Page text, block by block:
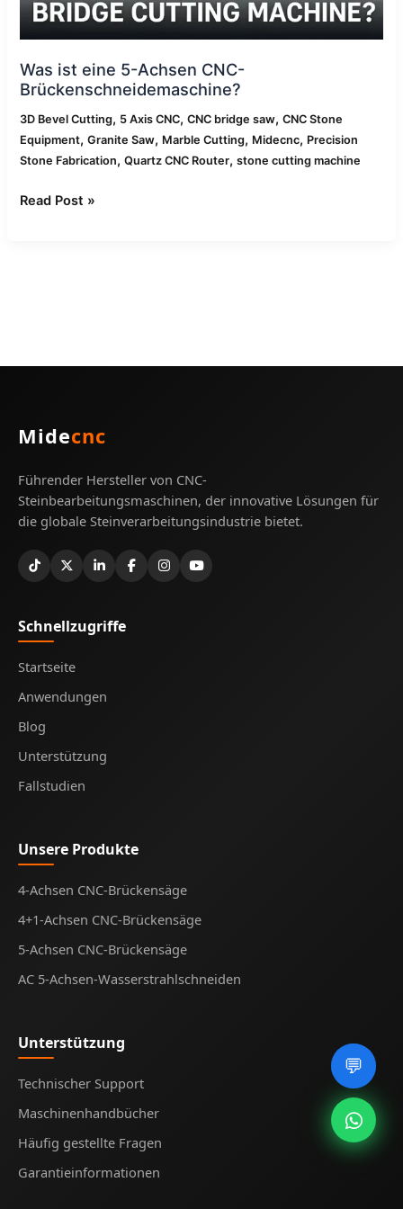
💬
Was ist eine 5-Achsen CNC-
Brückenschneidemaschine?
3D Bevel Cutting, 5 Axis CNC,CNC bridge saw,CNC Stone
Equipment,Granite Saw, Marble Cutting, Midecnc, Precision
Stone Fabrication,Quartz CNC Router,stone cutting machine
Read Post »
Midecnc
Führender Hersteller von CNC-
Steinbearbeitungsmaschinen, der innovative Lösungen für
die globale Steinverarbeitungsindustrie bietet.
Schnellzugriffe
Startseite
Anwendungen
Blog
Unterstützung
Fallstudien
Unsere Produkte
4-Achsen CNC-Brückensäge
4+1-Achsen CNC-Brückensäge
5-Achsen CNC-Brückensäge
AC 5-Achsen-Wasserstrahlschneiden
Unterstützung
Technischer Support
Maschinenhandbücher
Häufig gestellte Fragen
Garantieinformationen